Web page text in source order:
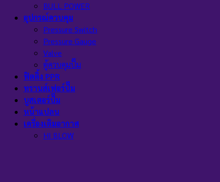
BULL POWER
อุปกรณ์ควบคุม
Pressure Switch
Pressure Gauge
Valve
ตู้ควบคุมปั๊ม
ฟิตติ้ง PPR
ทรานส์เฟอร์ปั๊ม
บูสเตอร์ปั๊ม
หน้าแปลน
เครื่องเติมอากาศ
HI BLOW